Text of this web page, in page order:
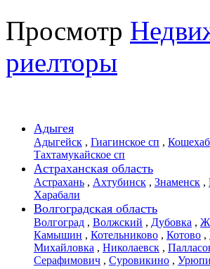
Просмотр
риелторы
Адыгея
Адыгейск , Гиагинское сп ,
Тахтамукайское сп
Астраханская область
Астрахань , Ахтубинск , Знаменск ,
Харабали
Волгоградская область
Волгоград , Волжский , Дубовка ,
Камышин , Котельниково , Котово ,
Михайловка , Николаевск ,
Серафимович , Суровикино ,